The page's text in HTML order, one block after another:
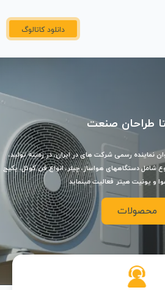
دانلود کاتالوگ
طراحان صنعت
رسمی شرکت های در ایران، در زمینه تولید،
شامل دستگاههای هواساز، چیلر، انواع فن کوئل، پکیج
و یونیت هیتر فعالیت مینماید
محصولات